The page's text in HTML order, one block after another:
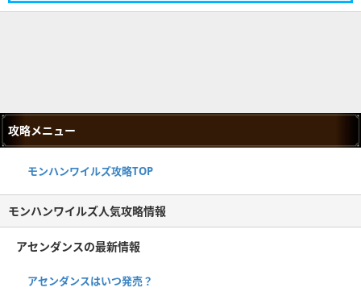
攻略メニュー
モンハンワイルズ攻略TOP
モンハンワイルズ人気攻略情報
アセンダンスの最新情報
アセンダンスはいつ発売？